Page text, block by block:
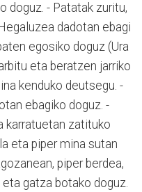
doguz. - Patatak zuritu,
dadotan ebagi
egosiko doguz (Ura
eta beratzen jarriko
kenduko deutsegu. -
ebagiko doguz. -
karratuetan zatituko
eta piper mina sutan
piper berdea,
gatza botako doguz.